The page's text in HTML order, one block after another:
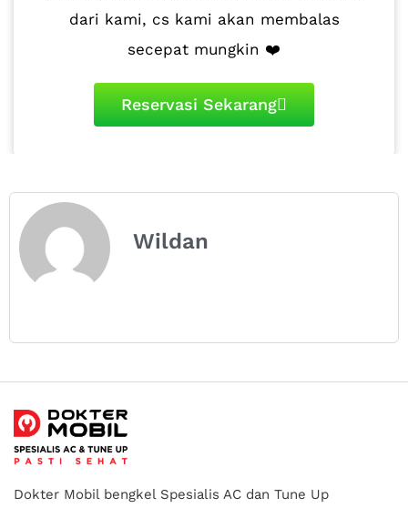
dari kami, cs kami akan membalas
secepat mungkin ❤️
Reservasi Sekarang
Wildan
Dokter Mobil bengkel Spesialis AC dan Tune Up